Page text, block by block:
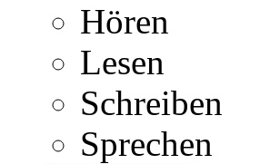
Hören
Lesen
Schreiben
Sprechen